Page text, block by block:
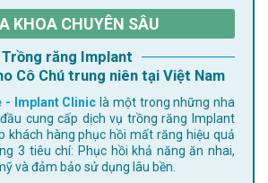
KHOA CHUYÊN SÂU
Trồng răng Implant
Cô Chú trung niên tại Việt Nam
- Implant Clinic là một trong những nha
cung cấp dịch vụ trồng răng Implant
khách hàng phục hồi mất răng hiệu quả
3 tiêu chí: Phục hồi khả năng ăn nhai,
và đảm bảo sử dụng lâu bền.